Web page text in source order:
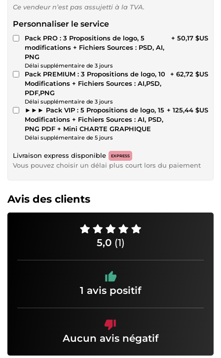
Ce vendeur n’est pas assujetti à la TVA.
Personnaliser le service
Pack PRO : 3 Propositions de logo, 5
modifications + Fichiers Sources : PSD, AI,
PNG
Délai supplémentaire de 3 jours
+ 50,17 $US
Pack PREMIUM : 3 Propositions de logo, 10
Modifications + Fichiers Sources : AI,PSD,
PDF,PNG
Délai supplémentaire de 3 jours
+ 62,72 $US
►►► Pack VIP : 5 Propositions de logo, 15
Modifications + Fichiers Sources : AI, PSD,
PNG PDF + Mini CHARTE GRAPHIQUE
Délai supplémentaire de 5 jours
+ 125,44 $US
Livraison express disponible EXPRESS
Vous pouvez choisir un délai plus court lors du paiement
Avis des clients
5,0 (1)
1 avis positif
Aucun avis négatif